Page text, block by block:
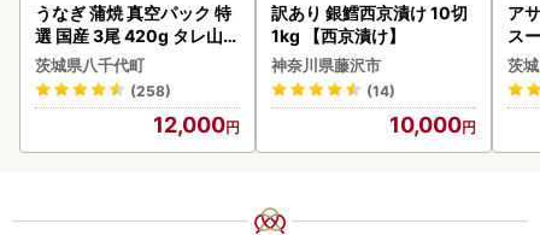
うなぎ 蒲焼 真空パック 特
選 国産 3尾 420g タレ山椒
付き うな重 ひつまぶし 訳
あり 茨城 ウナギ 鰻 個包装
人気 美味しい 小分け 八千
茨城県八千代町
(258)
12,000
訳あり 銀鱈西京漬け 10切
1kg 【西京漬け】
神奈川県藤沢市
(14)
10,000
ア
ス
8本
茨